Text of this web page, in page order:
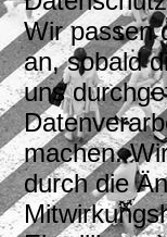
Wir passen
an, sobald
uns
machen.
durch die